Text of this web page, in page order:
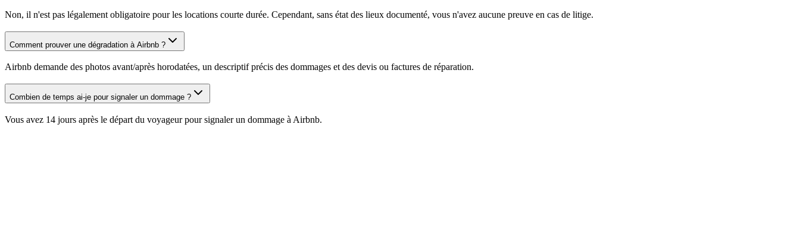
Non, il n'est pas légalement obligatoire pour les locations courte durée. Cependant, sans état des lieux documenté, vous n'avez aucune preuve en cas de litige.
Comment prouver une dégradation à Airbnb ?
Airbnb demande des photos avant/après horodatées, un descriptif précis des dommages et des devis ou factures de réparation.
Combien de temps ai-je pour signaler un dommage ?
Vous avez 14 jours après le départ du voyageur pour signaler un dommage à Airbnb.